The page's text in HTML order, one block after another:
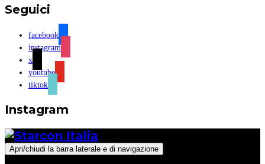
Seguici
facebook
instagram
x
youtube
tiktok
Instagram
Apri/chiudi la barra laterale e di navigazione